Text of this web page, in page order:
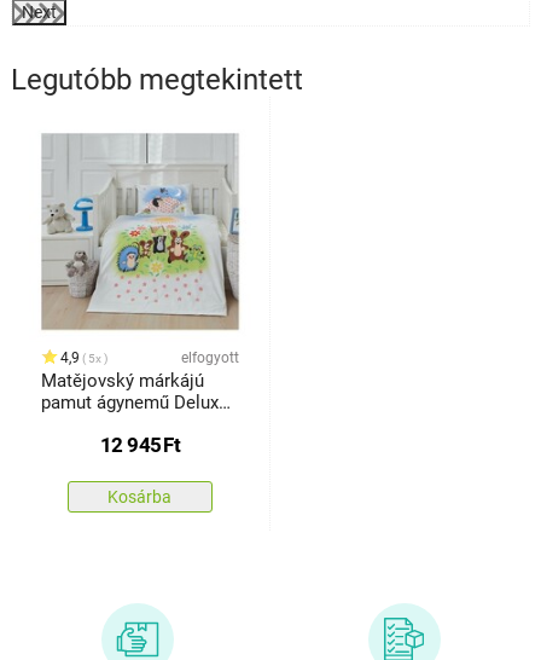
Next
Legutóbb megtekintett
4,9 5x elfogyott
Matějovský márkájú
pamut ágynemű Deluxe
számológép, 90 x 130
12 945Ft
Kosárba